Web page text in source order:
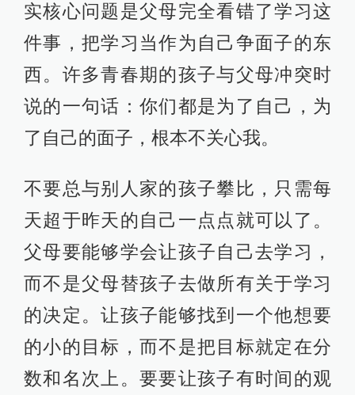
实核心问题是父母完全看错了学习这
件事，把学习当作为自己争面子的东
西。许多青春期的孩子与父母冲突时
说的一句话：你们都是为了自己，为
了自己的面子，根本不关心我。
不要总与别人家的孩子攀比，只需每
天超于昨天的自己一点点就可以了。
父母要能够学会让孩子自己去学习，
而不是父母替孩子去做所有关于学习
的决定。让孩子能够找到一个他想要
的小的目标，而不是把目标就定在分
数和名次上。要要让孩子有时间的观